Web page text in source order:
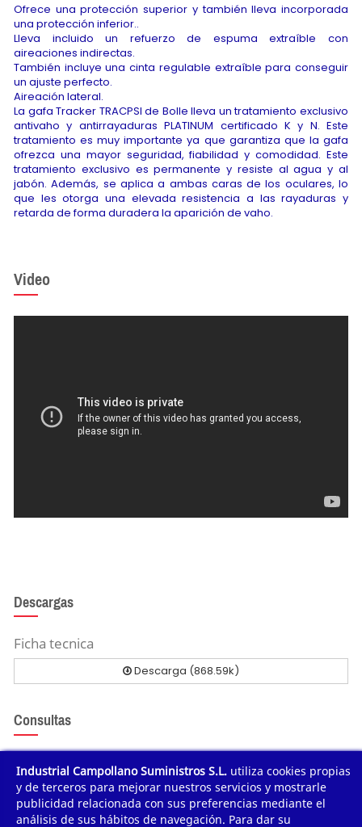
Ofrece una protección superior y también lleva incorporada
una protección inferior..
Lleva incluido un refuerzo de espuma extraíble con
aireaciones indirectas.
También incluye una cinta regulable extraíble para conseguir
un ajuste perfecto.
Aireación lateral.
La gafa Tracker TRACPSI de Bolle lleva un tratamiento exclusivo
antivaho y antirrayaduras PLATINUM certificado K y N. Este
tratamiento es muy importante ya que garantiza que la gafa
ofrezca una mayor seguridad, fiabilidad y comodidad. Este
tratamiento exclusivo es permanente y resiste al agua y al
jabón. Además, se aplica a ambas caras de los oculares, lo
que les otorga una elevada resistencia a las rayaduras y
retarda de forma duradera la aparición de vaho.
Video
Descargas
Ficha tecnica
Descarga (868.59k)
Consultas
Envíanos tu consulta
Industrial Campollano Suministros S.L. utiliza cookies propias
y de terceros para mejorar nuestros servicios y mostrarle
publicidad relacionada con sus preferencias mediante el
análisis de sus hábitos de navegación. Para dar su